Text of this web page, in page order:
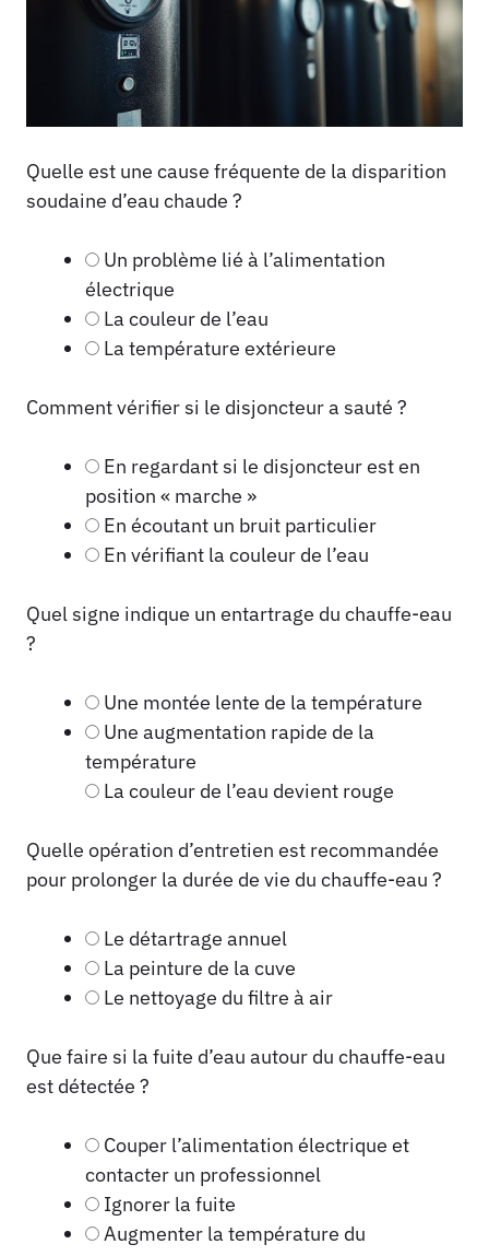
Quelle est une cause fréquente de la disparition
soudaine d’eau chaude ?
Un problème lié à l’alimentation
électrique
La couleur de l’eau
La température extérieure
Comment vérifier si le disjoncteur a sauté ?
En regardant si le disjoncteur est en
position « marche »
En écoutant un bruit particulier
En vérifiant la couleur de l’eau
Quel signe indique un entartrage du chauffe-eau
?
Une montée lente de la température
Une augmentation rapide de la
température
La couleur de l’eau devient rouge
Quelle opération d’entretien est recommandée
pour prolonger la durée de vie du chauffe-eau ?
Le détartrage annuel
La peinture de la cuve
Le nettoyage du filtre à air
Que faire si la fuite d’eau autour du chauffe-eau
est détectée ?
Couper l’alimentation électrique et
contacter un professionnel
Ignorer la fuite
Augmenter la température du